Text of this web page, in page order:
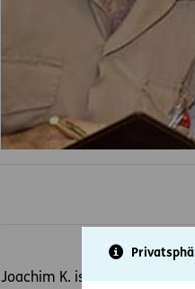
Joachim K. ist Chef einer